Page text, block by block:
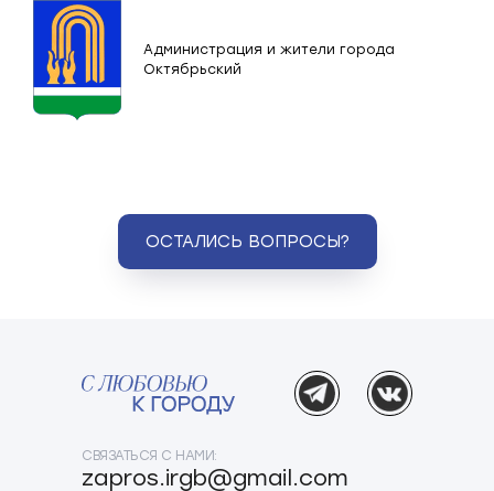
Администрация и жители города
Октябрьский
ОСТАЛИСЬ ВОПРОСЫ?
zapros.irgb@gmail.com
СВЯЗАТЬСЯ С НАМИ: